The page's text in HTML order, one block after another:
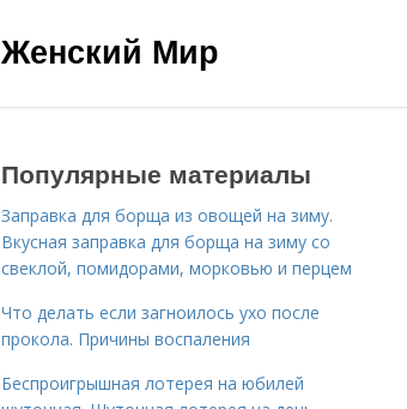
Женский Мир
Популярные материалы
Заправка для борща из овощей на зиму.
Вкусная заправка для борща на зиму со
свеклой, помидорами, морковью и перцем
Что делать если загноилось ухо после
прокола. Причины воспаления
Беспроигрышная лотерея на юбилей